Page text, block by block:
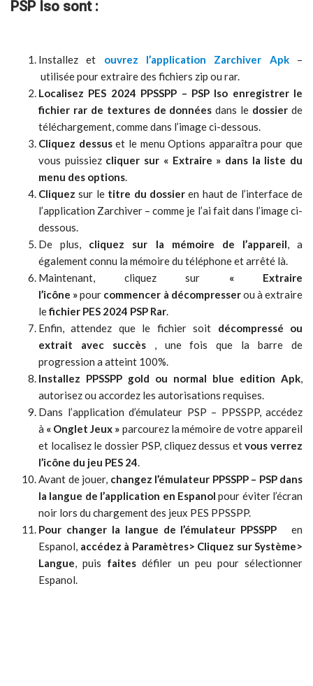
PSP Iso sont :
Installez et ouvrez l’application Zarchiver Apk
–
utilisée pour extraire des fichiers zip ou rar.
Localisez PES 2024 PPSSPP – PSP Iso enregistrer le
fichier rar de textures de données dans le dossier de
téléchargement, comme dans l’image ci-dessous.
Cliquez dessuset le menu Options apparaîtra pour que
vous puissiez cliquer sur « Extraire » dans la liste du
menu des options.
Cliquez sur le titre du dossier en haut de l’interface de
l’application Zarchiver – comme je l’ai fait dans l’image ci-
dessous.
De plus, cliquez sur la mémoire de l’appareil, a
également connu la mémoire du téléphone et arrêté là.
Maintenant, cliquez sur « Extraire
l’icône »pour commencer à décompresserou à extraire
lefichier PES 2024 PSP Rar.
Enfin, attendez que le fichier soit décompressé ou
extrait avec succès, une fois que la barre de
progression a atteint 100%.
Installez PPSSPP gold ou normal blue edition Apk,
autorisez ou accordez les autorisations requises.
Dans l’application d’émulateur PSP – PPSSPP, accédez
à « Onglet Jeux » parcourez la mémoire de votre appareil
et localisez le dossier PSP, cliquez dessus etvous verrez
l’icône du jeu PES 24.
Avant de jouer, changez l’émulateur PPSSPP – PSP dans
la langue de l’application en Espanol pour éviter l’écran
noir lors du chargement des jeux PES PPSSPP.
Pour changer la langue de l’émulateur PPSSPP en
Espanol, accédez à Paramètres> Cliquez sur Système>
Langue, puis faites défiler un peu pour sélectionner
Espanol.